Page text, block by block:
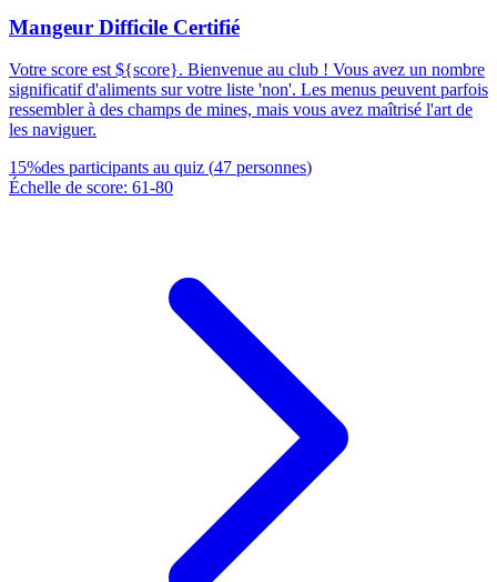
Mangeur Difficile Certifié
Votre score est ${score}. Bienvenue au club ! Vous avez un nombre
significatif d'aliments sur votre liste 'non'. Les menus peuvent parfois
ressembler à des champs de mines, mais vous avez maîtrisé l'art de
les naviguer.
15%des participants au quiz (47 personnes)
Échelle de score: 61-80